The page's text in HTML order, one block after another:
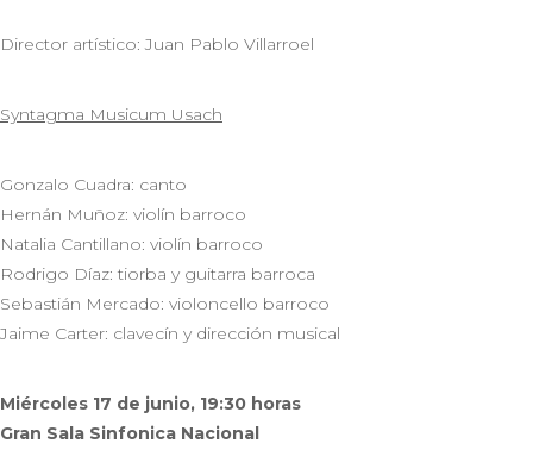
Director artístico: Juan Pablo Villarroel
Syntagma Musicum Usach
Gonzalo Cuadra: canto
Hernán Muñoz: violín barroco
Natalia Cantillano: violín barroco
Rodrigo Díaz: tiorba y guitarra barroca
Sebastián Mercado: violoncello barroco
Jaime Carter: clavecín y dirección musical
Miércoles 17 de junio, 19:30 horas
Gran Sala Sinfonica Nacional